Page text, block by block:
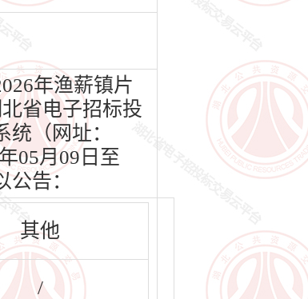
年渔薪镇片
省电子招标投
（网址：
05月09日至
告：
其他
/